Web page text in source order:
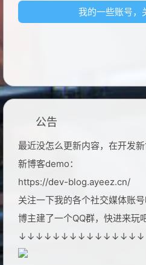
我的一些账号
公告
最近没怎么更新内容，在开发新
新博客demo：
https://dev-blog.ayeez.cn/
关注一下我的各个社交媒体账
博主建了一个QQ群，快进来玩吧
↓↓↓↓↓↓↓↓↓↓↓↓↓↓↓